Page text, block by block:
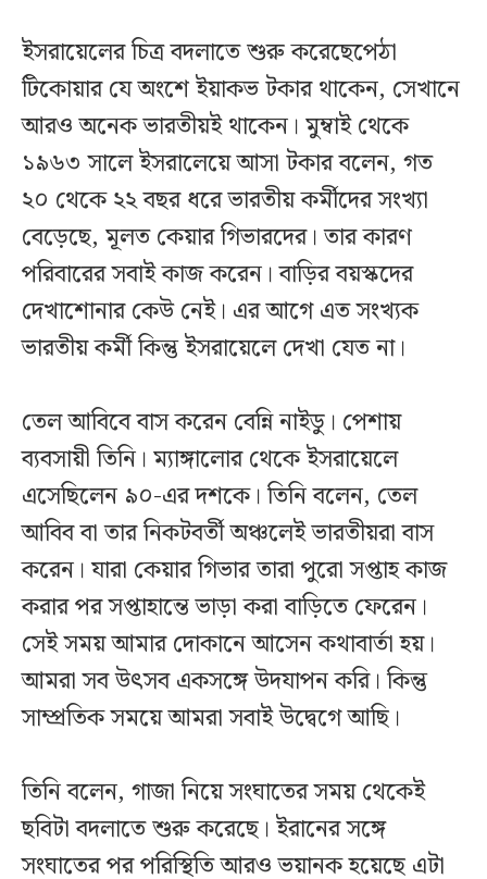
ইসরায়েলের চিত্র বদলাতে শুরু করেছেপেঠা
টিকোয়ার যে অংশে ইয়াকভ টকার থাকেন, সেখানে
আরও অনেক ভারতীয়ই থাকেন। মুম্বাই থেকে
১৯৬৩ সালে ইসরালেয়ে আসা টকার বলেন, গত
২০ থেকে ২২ বছর ধরে ভারতীয় কর্মীদের সংখ্যা
বেড়েছে, মূলত কেয়ার গিভারদের। তার কারণ
পরিবারের সবাই কাজ করেন। বাড়ির বয়স্কদের
দেখাশোনার কেউ নেই। এর আগে এত সংখ্যক
ভারতীয় কর্মী কিন্তু ইসরায়েলে দেখা যেত না।
তেল আবিবে বাস করেন বেন্নি নাইডু। পেশায়
ব্যবসায়ী তিনি। ম্যাঙ্গালোর থেকে ইসরায়েলে
এসেছিলেন ৯০-এর দশকে। তিনি বলেন, তেল
আবিব বা তার নিকটবর্তী অঞ্চলেই ভারতীয়রা বাস
করেন। যারা কেয়ার গিভার তারা পুরো সপ্তাহ কাজ
করার পর সপ্তাহান্তে ভাড়া করা বাড়িতে ফেরেন।
সেই সময় আমার দোকানে আসেন কথাবার্তা হয়।
আমরা সব উৎসব একসঙ্গে উদযাপন করি। কিন্তু
সাম্প্রতিক সময়ে আমরা সবাই উদ্বেগে আছি।
তিনি বলেন, গাজা নিয়ে সংঘাতের সময় থেকেই
ছবিটা বদলাতে শুরু করেছে। ইরানের সঙ্গে
সংঘাতের পর পরিস্থিতি আরও ভয়ানক হয়েছে এটা